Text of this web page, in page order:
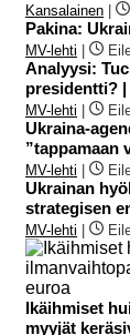
Kansalainen
Pakina:
MV-lehti
Analyysi:
presidentti?
MV-lehti
Ukraina-
”tappamaan
MV-lehti
Ukrainan
strategisen
MV-lehti
Ikäihmiset
myyjät